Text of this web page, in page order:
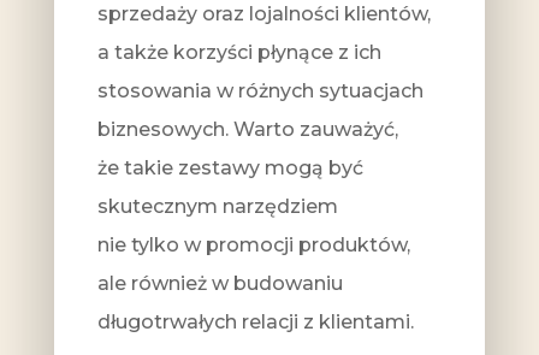
sprzedaży oraz lojalności klientów,
a także korzyści płynące z ich
stosowania w różnych sytuacjach
biznesowych. Warto zauważyć,
że takie zestawy mogą być
skutecznym narzędziem
nie tylko w promocji produktów,
ale również w budowaniu
długotrwałych relacji z klientami.